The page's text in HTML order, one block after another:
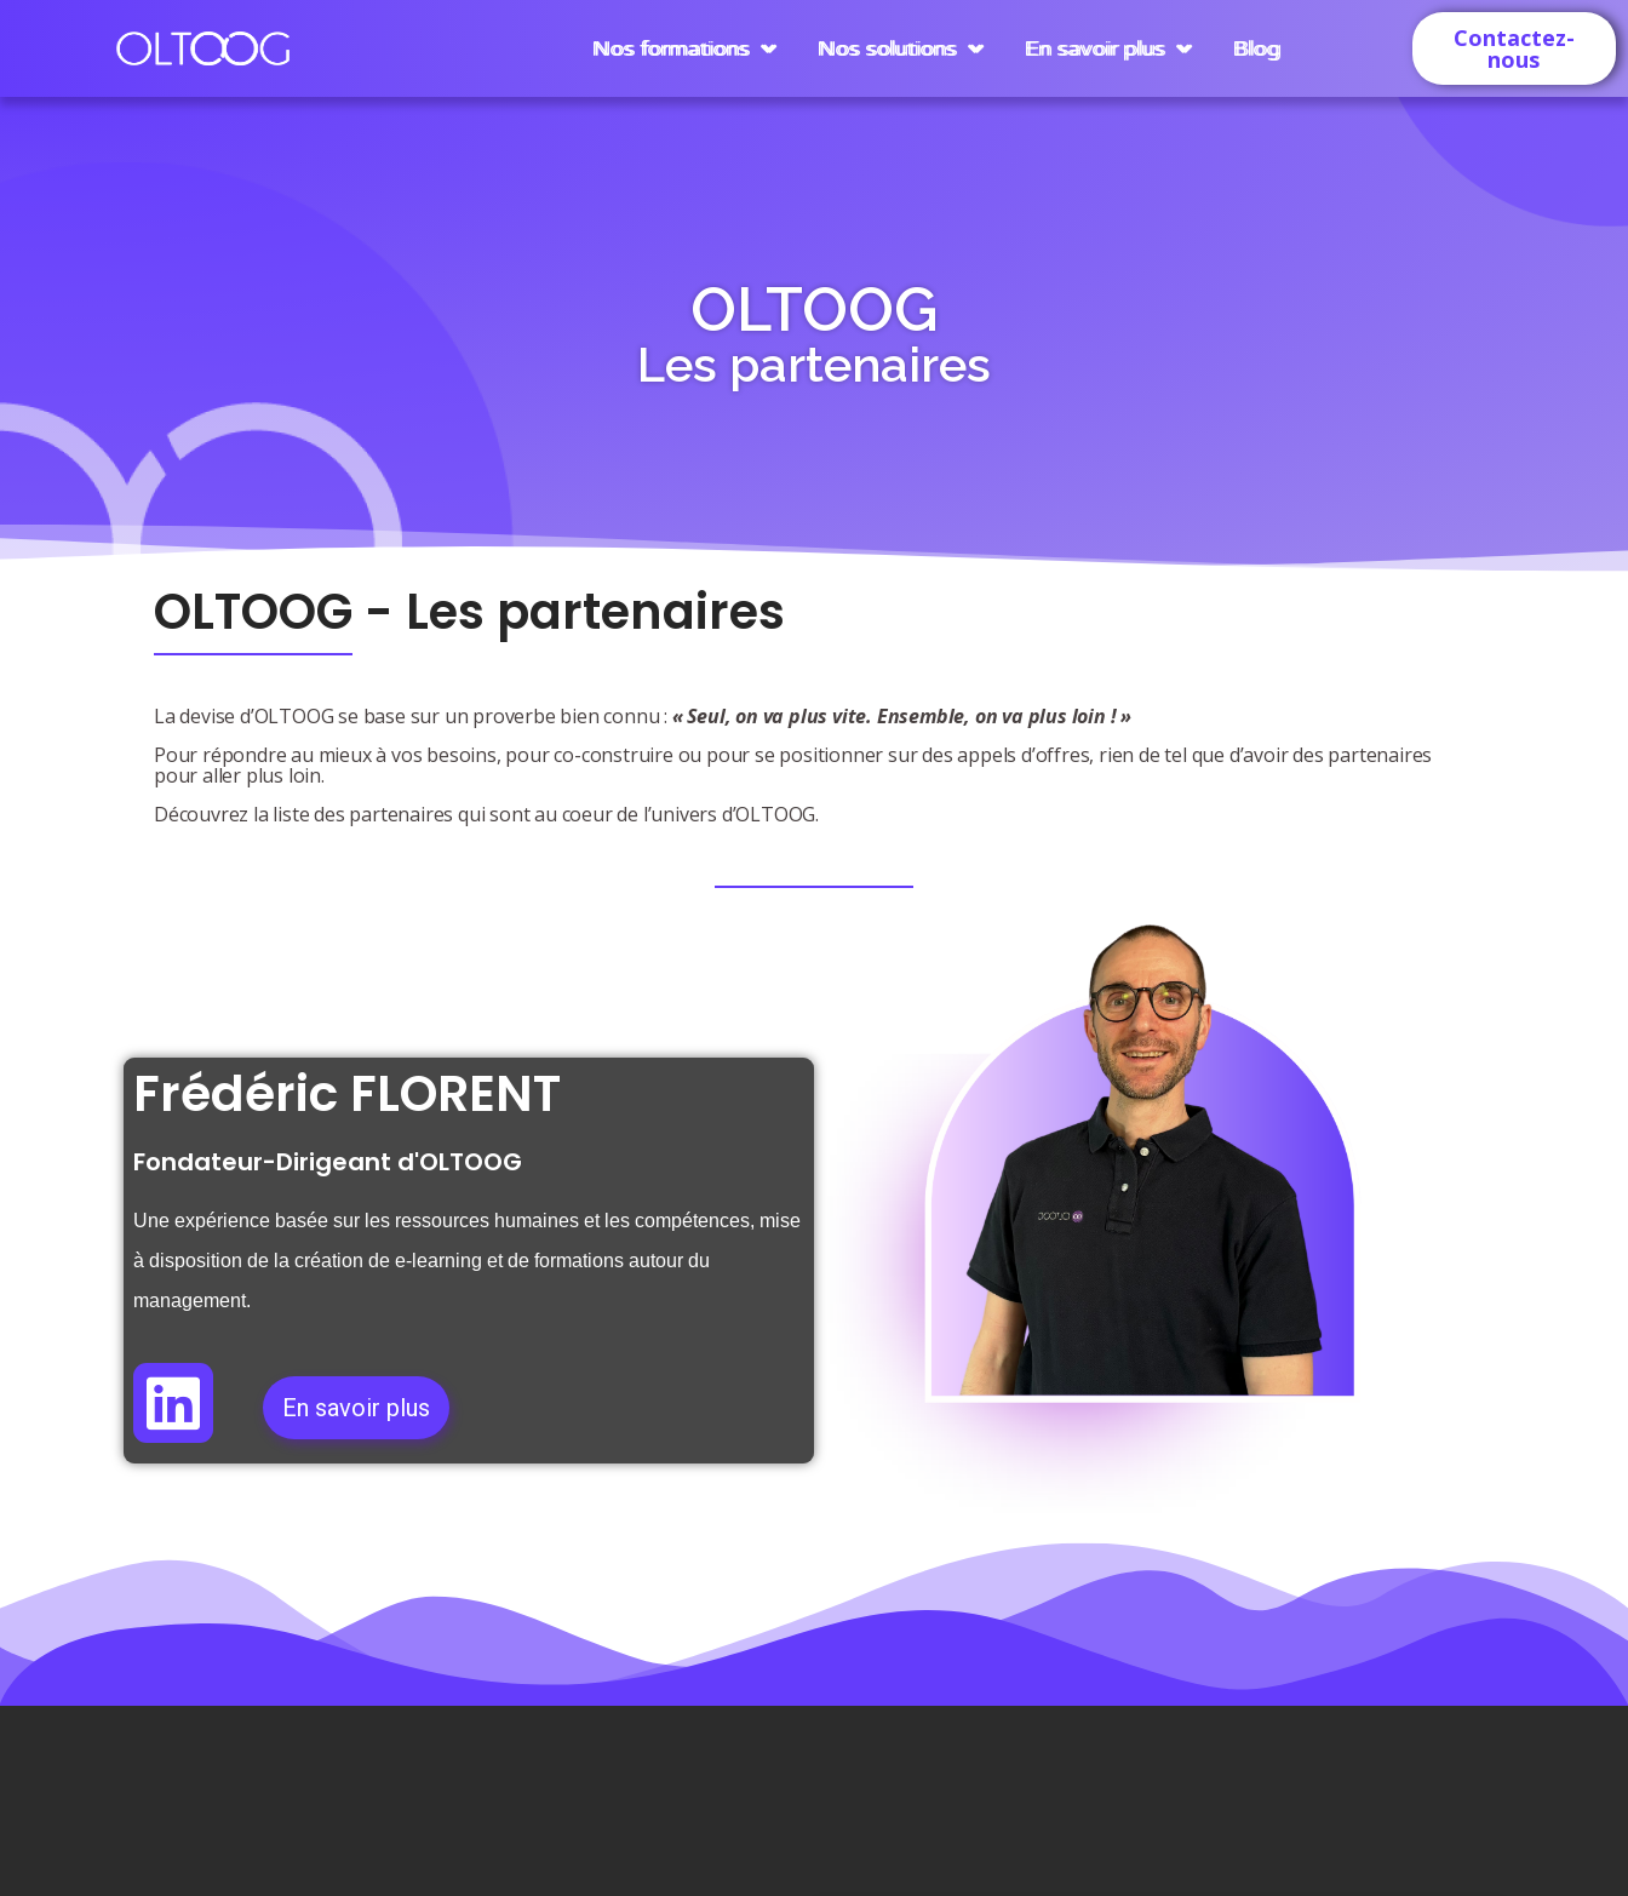
Nos formations Nos solutions En savoir plus Blog Contactez-
nous
OLTOOG
Les partenaires
OLTOOG - Les partenaires
La devise d’OLTOOG se base sur un proverbe bien connu : « Seul, on va plus vite. Ensemble, on va plus loin ! »
Pour répondre au mieux à vos besoins, pour co-construire ou pour se positionner sur des appels d’offres, rien de tel que d’avoir des partenaires
pour aller plus loin.
Découvrez la liste des partenaires qui sont au coeur de l’univers d’OLTOOG.
Frédéric FLORENT
Fondateur-Dirigeant d'OLTOOG
Une expérience basée sur les ressources humaines etl es compétences, mise
à disposition de la création de e-learning et de formations autour du
management.
En savoir plus